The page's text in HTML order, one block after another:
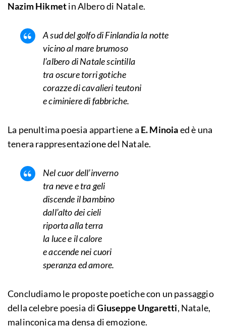
Nazim Hikmetin Albero di Natale.
A sud del golfo di Finlandia la notte
vicino al mare brumoso
l’albero di Natale scintilla
tra oscure torri gotiche
corazze di cavalieri teutoni
e ciminiere di fabbriche.
La penultima poesia appartiene a E. Minoiaed è una
tenera rappresentazione del Natale.
Nel cuor dell’inverno
tra neve e tra geli
discende il bambino
dall’alto dei cieli
riporta alla terra
la luce e il calore
e accende nei cuori
speranza ed amore.
Concludiamo le proposte poetiche con un passaggio
della celebre poesia diGiuseppe Ungaretti, Natale,
malinconica ma densa di emozione.